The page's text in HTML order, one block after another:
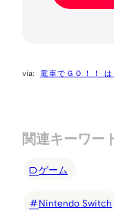
電車でＧＯ！！
関連キーワー
ゲーム
Nintendo Switch